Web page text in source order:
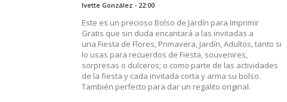
Ivette González - 22:00
Este es un precioso Bolso de Jardín para Imprimir
Gratis que sin duda encantará a las invitadas a
una Fiesta de Flores, Primavera, Jardín, Adultos, tanto si
lo usas para recuerdos de Fiesta, souvenires,
sorpresas o dulceros; o como parte de las actividades
de la fiesta y cada invitada corta y arma su bolso.
También perfecto para dar un regalito original.